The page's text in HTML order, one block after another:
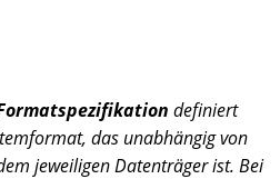
definiert
das unabhängig von
jeweiligen Datenträger ist. Bei